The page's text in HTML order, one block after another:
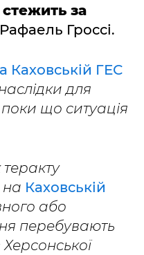
за
Гроссі.
Каховській ГЕС
для
що ситуація
на Каховській
або
перебувають